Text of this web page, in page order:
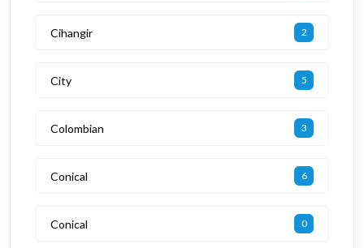
Cihangir 2
City 5
Colombian 3
Conical 6
Conical 0